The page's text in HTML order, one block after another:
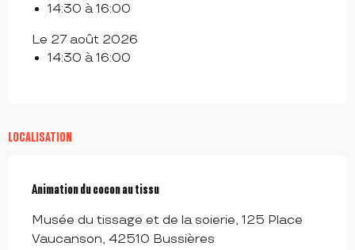
14:30 à 16:00
Le 27 août 2026
14:30 à 16:00
LOCALISATION
Animation du cocon au tissu
Musée du tissage et de la soierie, 125 Place
Vaucanson, 42510 Bussières